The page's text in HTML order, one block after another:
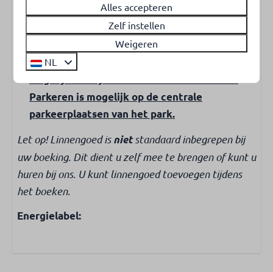
1 huisdier toegestaanin het chalet
Gratis wifi en gratis Airco
niet toegestaan.
U kunt niet bij het chalet parkeren.
Parkeren is mogelijk op de centrale
parkeerplaatsen van het park.
Let op! Linnengoed isnietstandaard inbegrepen bij
uw boeking. Dit dient u zelf mee te brengen of kunt u
huren bij ons. U kunt linnengoed toevoegen tijdens
het boeken.
Energielabel:
Alles accepteren
Zelf instellen
Weigeren
NL